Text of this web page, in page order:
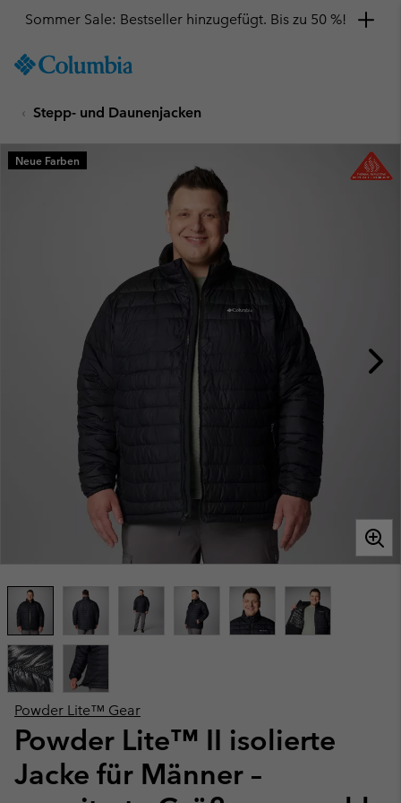
TO
SKIP
MAIN
NAV
Sommer Sale: Bestseller hinzugefügt. Bis zu 50 %!
Stepp- und Daunenjacken
Powder Lite™ Gear
Powder Lite™ II isolierte
Jacke für Männer –
Neue Farben